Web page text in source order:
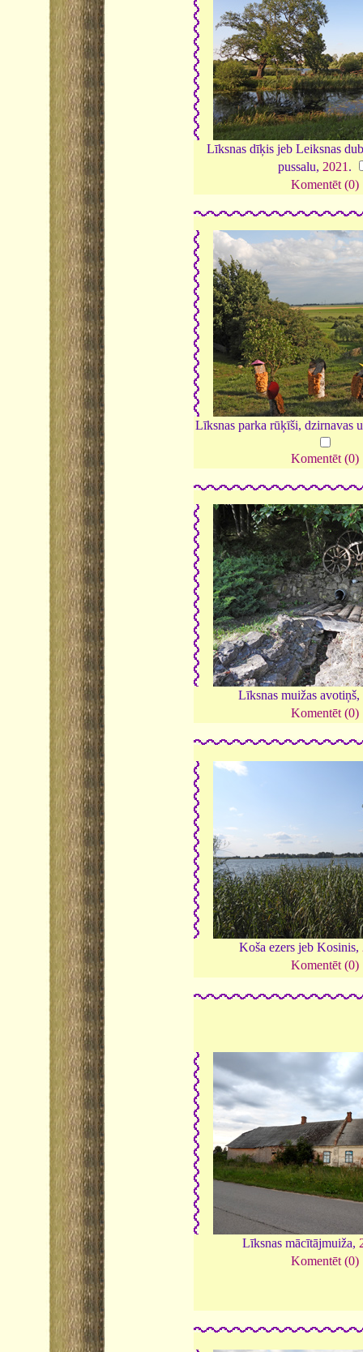
Līksnas dīķis jeb Leiksnas
pussalu, 2021 .
Komentēt (0)
Līksnas parka rūķīši, dzirnavas
Komentēt (0)
Līksnas muižas avotiņš,
Komentēt (0)
Koša ezers jeb Kosinis,
Komentēt (0)
Līksnas mācītājmuiža,
Komentēt (0)